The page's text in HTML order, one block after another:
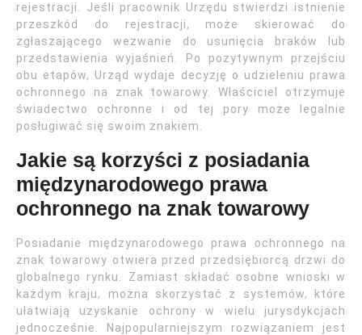
rejestracji. Jeśli pracownik Urzędu stwierdzi istnienie
przeszkód do rejestracji, może skierować do
zgłaszającego wezwanie do usunięcia braków lub
przedstawienia wyjaśnień. Po pozytywnym przejściu
obu etapów, Urząd wydaje decyzję o udzieleniu prawa
ochronnego na znak towarowy. Właściciel otrzymuje
świadectwo ochronne i od tej pory może legalnie
posługiwać się swoim znakiem.
Jakie są korzyści z posiadania
międzynarodowego prawa
ochronnego na znak towarowy
Posiadanie międzynarodowego prawa ochronnego na
znak towarowy otwiera przed przedsiębiorcą drzwi do
globalnego rynku. Zamiast składać osobne wnioski w
każdym kraju, można skorzystać z systemów, które
ułatwiają uzyskanie ochrony w wielu jurysdykcjach
jednocześnie. Najpopularniejszym rozwiązaniem jest